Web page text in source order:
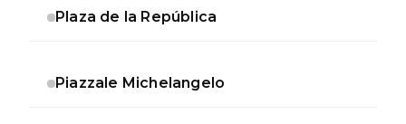
Plaza de la República
Piazzale Michelangelo